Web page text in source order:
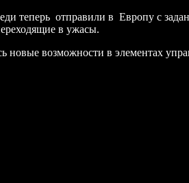
теперь отправили в Европу с
в ужасы.
новые возможности в элементах